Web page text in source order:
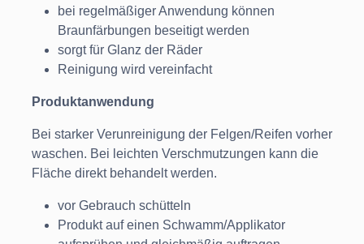
bei regelmäßiger Anwendung können
Braunfärbungen beseitigt werden
sorgt für Glanz der Räder
Reinigung wird vereinfacht
Produktanwendung
Bei starker Verunreinigung der Felgen/Reifen vorher
waschen. Bei leichten Verschmutzungen kann die
Fläche direkt behandelt werden.
vor Gebrauch schütteln
Produkt auf einen Schwamm/Applikator